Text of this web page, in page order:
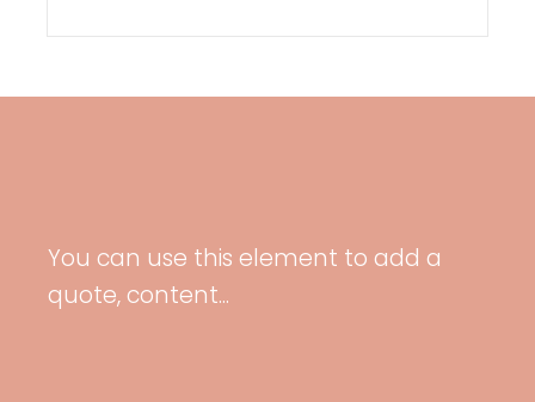
You can use this element to add a
quote, content...